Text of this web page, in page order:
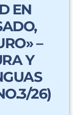
EN
–
Y
26)